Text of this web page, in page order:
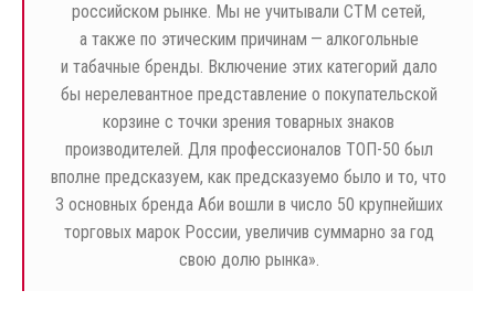
российском рынке. Мы не учитывали СТМ сетей,
а также по этическим причинам — алкогольные
и табачные бренды. Включение этих категорий дало
бы нерелевантное представление о покупательской
корзине с точки зрения товарных знаков
производителей. Для профессионалов ТОП-50 был
вполне предсказуем, как предсказуемо было и то, что
3 основных бренда Аби вошли в число 50 крупнейших
торговых марок России, увеличив суммарно за год
свою долю рынка».